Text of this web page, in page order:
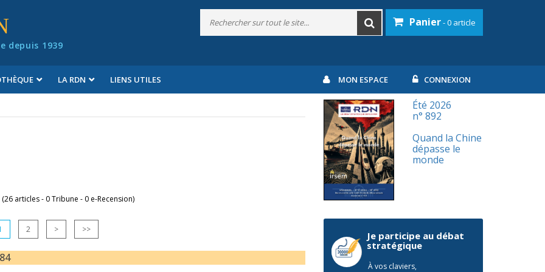
depuis 1939
Panier- 0 article
LA RDN LIENS UTILES MON ESPACE CONNEXION
articles - 0 Tribune - 0 e-Recension)
2 > >>
Été 2026
n° 892
Quand la Chine
dépasse le
monde
Je participe au débat
stratégique
À vos claviers,